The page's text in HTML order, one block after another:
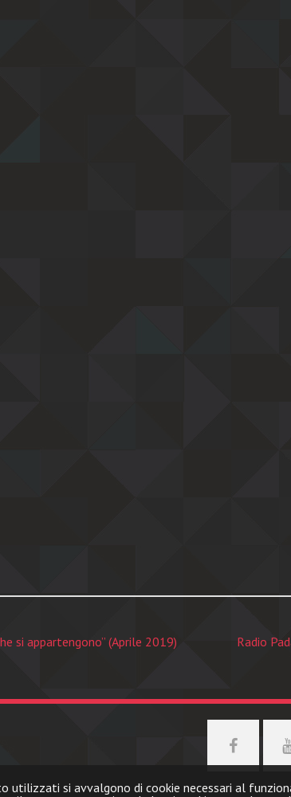
utilizzati si avvalgono di cookie necessari al
si appartengono” (Aprile 2019) Radio